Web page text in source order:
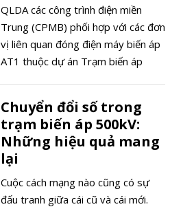
nóng như thế nào? Phóng viên có
cuộc trao đổi với ông Nguyễn Mạnh
Tường – Trưởng phòng An toàn.
QLDA các công trình điện miền
Trung (CPMB) phối hợp với các đơn
vị liên quan đóng điện máy biến áp
AT1 thuộc dự án Trạm biến áp
Việt Nam áp dụng mô hình thông
tin công trình (BIM) trong đầu tư
xây dựng, quản lý vận hành.
Chuyển đổi số trong
trạm biến áp 500kV:
Những hiệu quả mang
lại
Cuộc cách mạng nào cũng có sự
đấu tranh giữa cái cũ và cái mới.